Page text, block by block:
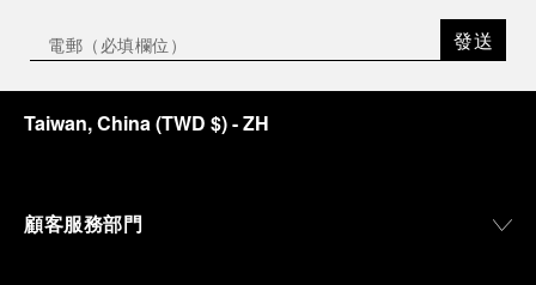
發送
Taiwan, China(TWD $)- ZH
顧客服務部門